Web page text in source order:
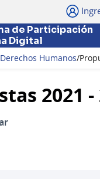
de Participación
Digital
Humanos/
2021 -